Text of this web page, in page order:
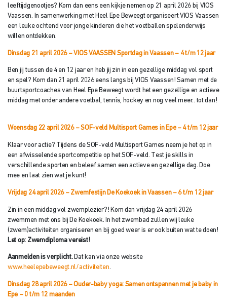
leeftijdgenootjes? Kom dan eens een kijkje nemen op 21 april 2026 bij VIOS
Vaassen. In samenwerking met Heel Epe Beweegt organiseert VIOS Vaassen
een leuke ochtend voor jonge kinderen die het voetballen spelenderwijs
willen ontdekken.
Dinsdag 21 april 2026 – VIOS VAASSEN Sportdag in Vaassen – 4 t/m 12 jaar
Ben jij tussen de 4 en 12 jaar en heb jij zin in een gezellige middag vol sport
en spel? Kom dan 21 april 2026 eens langs bij VIOS Vaassen! Samen met de
buurtsportcoaches van Heel Epe Beweegt wordt het een gezellige en actieve
middag met onder andere voetbal, tennis, hockey en nog veel meer.. tot dan!
Woensdag 22 april 2026 – SOF-veld Multisport Games in Epe – 4 t/m 12 jaar
Klaar voor actie? Tijdens de SOF-veld Multisport Games neem je het op in
een afwisselende sportcompetitie op het SOF-veld. Test je skills in
verschillende sporten en beleef samen een actieve en gezellige dag. Doe
mee en laat zien wat je kunt!
Vrijdag 24 april 2026 – Zwemfestijn De Koekoek in Vaassen –6 t/m 12 jaar
Zin in een middag vol zwemplezier?! Kom dan vrijdag 24 april 2026
zwemmen met ons bij De Koekoek. In het zwembad zullen wij leuke
(zwem)activiteiten organiseren en bij goed weer is er ook buiten wat te doen!
Let op: Zwemdiploma vereist!
Aanmelden is verplicht.Dat kan via onze website
www.heelepebeweegt.nl/activiteiten.
Dinsdag 28 april 2026 – Ouder-baby yoga: Samen ontspannen met je baby in
Epe – 0 t/m 12 maanden